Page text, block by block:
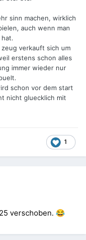
sinn machen, wirklich
auch wenn man
verkauft sich um
erstens schon alles
immer wieder nur
schon vor dem start
nicht gluecklich mit
1
verschoben. 😂